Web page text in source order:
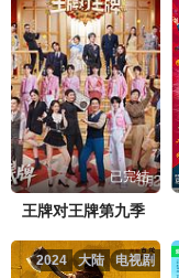
已完结
王牌对王牌第九季
电视剧
大陆
2024